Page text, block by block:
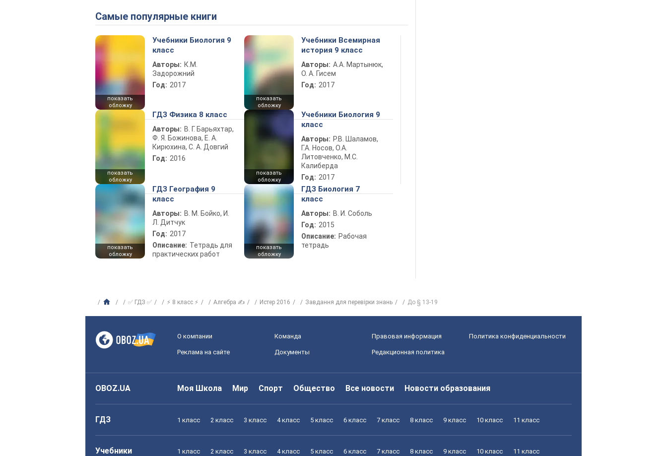
Самые популярные книги
показать
обложку
Учебники Биология 9
класс
Авторы: К.М.
Задорожний
Год: 2017
показать
обложку
Учебники Всемирная
история 9 класс
Авторы: А.А. Мартынюк,
О. А. Гисем
Год: 2017
показать
обложку
ГДЗ Физика 8 класс
Авторы: В. Г. Барьяхтар,
Ф. Я. Божинова, Е. А.
Кирюхина, С. А. Довгий
Год: 2016
показать
обложку
Учебники Биология 9
класс
Авторы: Р.В. Шаламов,
Г.А. Носов, О.А.
Литовченко, М.С.
Калиберда
Год: 2017
показать
обложку
ГДЗ География 9
класс
Авторы: В. М. Бойко, И.
Л. Дитчук
Год: 2017
Описание: Тетрадь для
практических работ
показать
обложку
ГДЗ Биология 7
класс
Авторы: В. И. Соболь
Год: 2015
Описание: Рабочая
тетрадь
✅ ГДЗ ✅ ⚡ 8 класс ⚡ Алгебра ✍ Истер 2016 Завдання для перевірки знань До § 13-19
О компании Команда Правовая информация Политика конфиденциальности
Реклама на сайте Документы Редакционная политика
OBOZ.UA Моя Школа Мир Спорт Общество Все новости Новости образования
ГДЗ 1 класс 2 класс 3 класс 4 класс 5 класс 6 класс 7 класс 8 класс 9 класс 10 класс 11 класс
Учебники 1 класс 2 класс 3 класс 4 класс 5 класс 6 класс 7 класс 8 класс 9 класс 10 класс 11 класс